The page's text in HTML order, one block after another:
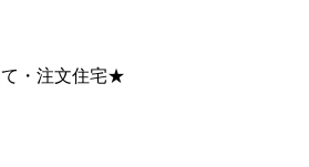
・注文住宅★